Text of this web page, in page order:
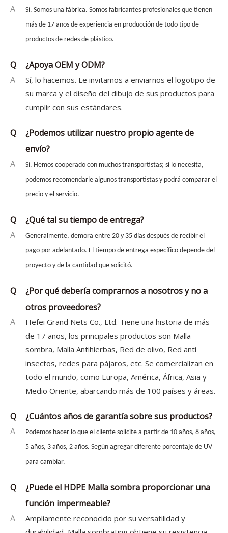
A
Sí. Somos una fábrica. Somos fabricantes profesionales que tienen
más de 17 años de experiencia en producción de todo tipo de
productos de redes de plástico.
Q
¿Apoya OEM y ODM?
A
Sí, lo hacemos. Le invitamos a enviarnos el logotipo de
su marca y el diseño del dibujo de sus productos para
cumplir con sus estándares.
Q
¿Podemos utilizar nuestro propio agente de
envío?
A
Sí. Hemos cooperado con muchos transportistas; si lo necesita,
podemos recomendarle algunos transportistas y podrá comparar el
precio y el servicio.
Q
¿Qué tal su tiempo de entrega?
A
Generalmente, demora entre 20 y 35 días después de recibir el
pago por adelantado. El tiempo de entrega específico depende del
proyecto y de la cantidad que solicitó.
Q
¿Por qué debería comprarnos a nosotros y no a
otros proveedores?
A
Hefei Grand Nets Co., Ltd. Tiene una historia de más
de 17 años, los principales productos son Malla
sombra, Malla Antihierbas, Red de olivo, Red anti
insectos, redes para pájaros, etc. Se comercializan en
todo el mundo, como Europa, América, África, Asia y
Medio Oriente, abarcando más de 100 países y áreas.
Q
¿Cuántos años de garantía sobre sus productos?
A
Podemos hacer lo que el cliente solicite a partir de 10 años, 8 años,
5 años, 3 años, 2 años. Según agregar diferente porcentaje de UV
para cambiar.
Q
¿Puede el HDPE Malla sombra proporcionar una
función impermeable?
A
Ampliamente reconocido por su versatilidad y